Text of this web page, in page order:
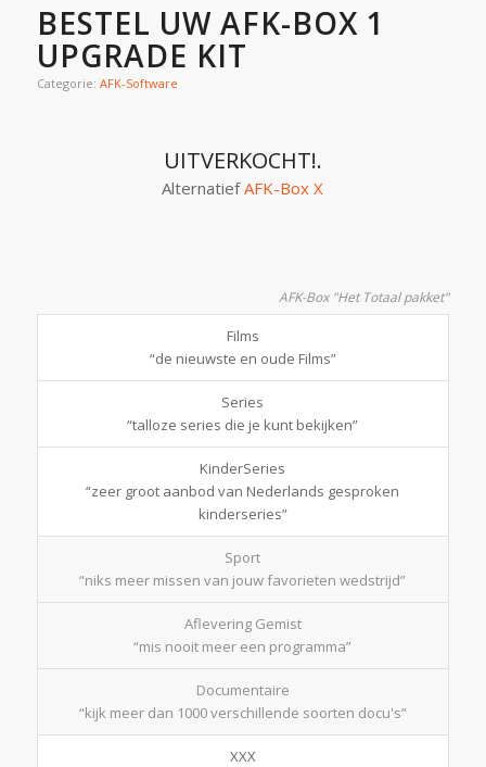
BESTEL UW AFK-BOX 1
UPGRADE KIT
Categorie: AFK-Software
UITVERKOCHT!.
AlternatiefAFK-Box X
AFK-Box "Het Totaal pakket"
Films
“de nieuwste en oude Films”
Series
“talloze series die je kunt bekijken”
KinderSeries
“zeer groot aanbod van Nederlands gesproken
kinderseries”
Sport
“niks meer missen van jouw favorieten wedstrijd”
Aflevering Gemist
“mis nooit meer een programma”
Documentaire
“kijk meer dan 1000 verschillende soorten docu's”
XXX